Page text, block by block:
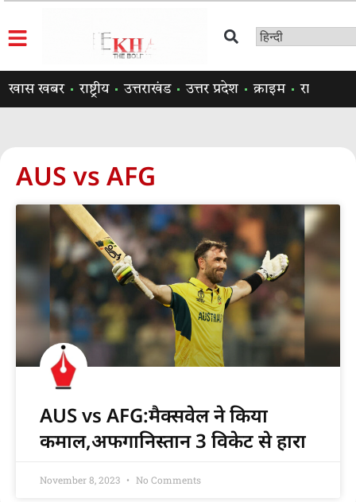
खास खबर राष्ट्रीय उत्तराखंड उत्तर प्रदेश क्राइम राजनीति
AUS vs AFG
AUS vs AFG:मैक्सवेल ने किया
कमाल,अफगानिस्तान 3 विकेट से हारा
November 8, 2023 No Comments